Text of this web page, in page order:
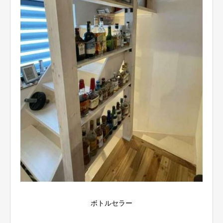
ボトルセラー